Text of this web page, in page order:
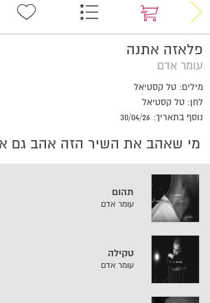
פלאזה אתנה
עומר אדם
מילים: טל קסטיאל
לחן: טל קסטיאל
נוסף בתאריך: 30/04/26
מי שאהב את השיר הזה אהב גם
תהום
עומר אדם
טקילה
עומר אדם